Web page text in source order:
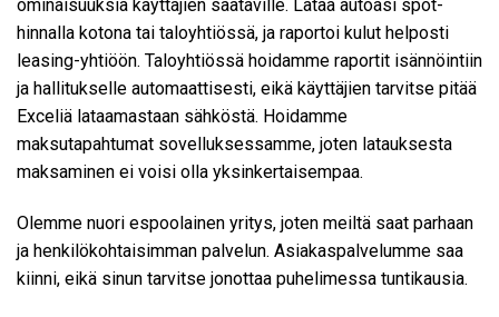
ominaisuuksia käyttäjien saataville. Lataa autoasi spot-
hinnalla kotona tai taloyhtiössä, ja raportoi kulut helposti
leasing-yhtiöön. Taloyhtiössä hoidamme raportit isännöintiin
ja hallitukselle automaattisesti, eikä käyttäjien tarvitse pitää
Exceliä lataamastaan sähköstä. Hoidamme
maksutapahtumat sovelluksessamme, joten latauksesta
maksaminen ei voisi olla yksinkertaisempaa.
Olemme nuori espoolainen yritys, joten meiltä saat parhaan
ja henkilökohtaisimman palvelun. Asiakaspalvelumme saa
kiinni, eikä sinun tarvitse jonottaa puhelimessa tuntikausia.